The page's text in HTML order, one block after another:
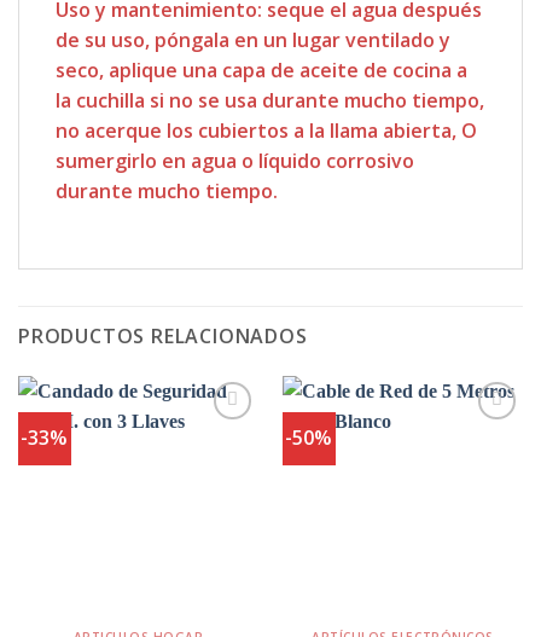
Uso y mantenimiento: seque el agua después
de su uso, póngala en un lugar ventilado y
seco, aplique una capa de aceite de cocina a
la cuchilla si no se usa durante mucho tiempo,
no acerque los cubiertos a la llama abierta, O
sumergirlo en agua o líquido corrosivo
durante mucho tiempo.
PRODUCTOS RELACIONADOS
-33% -50%